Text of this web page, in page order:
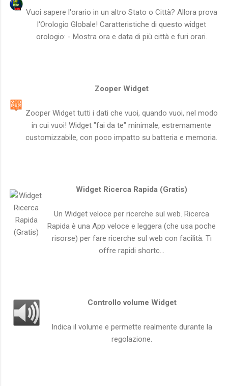
Vuoi sapere l'orario in un altro Stato o Città? Allora prova
l'Orologio Globale! Caratteristiche di questo widget
orologio: - Mostra ora e data di più città e furi orari.
Zooper Widget
Zooper Widget tutti i dati che vuoi, quando vuoi, nel modo
in cui vuoi! Widget "fai da te" minimale, estremamente
customizzabile, con poco impatto su batteria e memoria.
Widget Ricerca Rapida (Gratis)
Un Widget veloce per ricerche sul web. Ricerca
Rapida è una App veloce e leggera (che usa poche
risorse) per fare ricerche sul web con facilità. Ti
offre rapidi shortc...
Controllo volume Widget
Indica il volume e permette realmente durante la
regolazione.